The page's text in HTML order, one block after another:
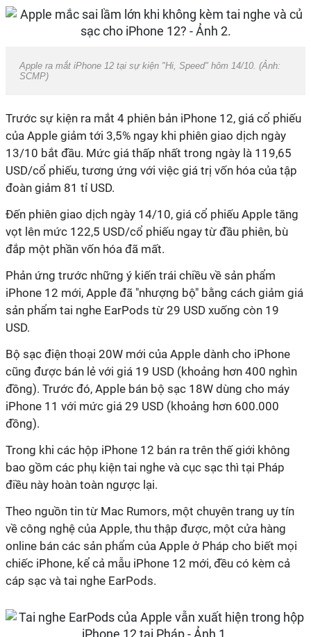
Apple ra mắt iPhone 12 tại sự kiện "Hi, Speed" hôm 14/10. (Ảnh:
SCMP)
Trước sự kiện ra mắt 4 phiên bản iPhone 12, giá cổ phiếu
của Apple giảm tới 3,5% ngay khi phiên giao dịch ngày
13/10 bắt đầu. Mức giá thấp nhất trong ngày là 119,65
USD/cổ phiếu, tương ứng với việc giá trị vốn hóa của tập
đoàn giảm 81 tỉ USD.
Đến phiên giao dịch ngày 14/10, giá cổ phiếu Apple tăng
vọt lên mức 122,5 USD/cổ phiếu ngay từ đầu phiên, bù
đắp một phần vốn hóa đã mất.
Phản ứng trước những ý kiến trái chiều về sản phẩm
iPhone 12 mới, Apple đã "nhượng bộ" bằng cách giảm giá
sản phẩm tai nghe EarPods từ 29 USD xuống còn 19
USD.
Bộ sạc điện thoại 20W mới của Apple dành cho iPhone
cũng được bán lẻ với giá 19 USD (khoảng hơn 400 nghìn
đồng). Trước đó, Apple bán bộ sạc 18W dùng cho máy
iPhone 11 với mức giá 29 USD (khoảng hơn 600.000
đồng).
Trong khi các hộp iPhone 12 bán ra trên thế giới không
bao gồm các phụ kiện tai nghe và cục sạc thì tại Pháp
điều này hoàn toàn ngược lại.
Theo nguồn tin từ Mac Rumors, một chuyên trang uy tín
về công nghệ của Apple, thu thập được, một cửa hàng
online bán các sản phẩm của Apple ở Pháp cho biết mọi
chiếc iPhone, kể cả ‌mẫu iPhone‌ 12 mới, đều có kèm cả
cáp sạc và tai nghe EarPods.